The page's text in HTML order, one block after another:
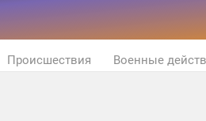
Происшествия Военные